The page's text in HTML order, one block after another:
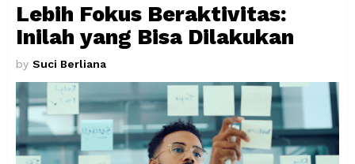
Lebih Fokus Beraktivitas:
Inilah yang Bisa Dilakukan
by Suci Berliana